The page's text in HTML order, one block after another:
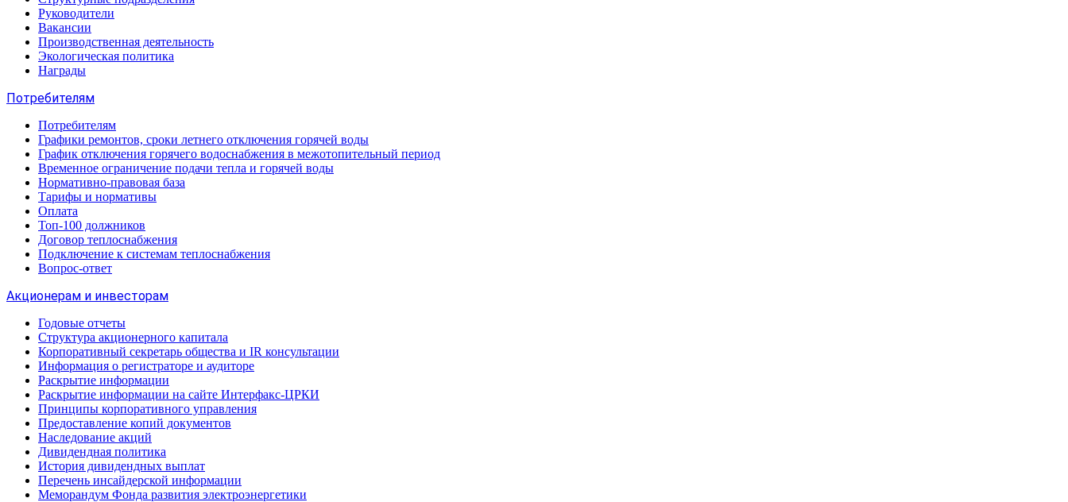
Руководители
Вакансии
Производственная деятельность
Экологическая политика
Награды
Потребителям
Потребителям
Графики ремонтов, сроки летнего отключения горячей воды
График отключения горячего водоснабжения в межотопительный период
Временное ограничение подачи тепла и горячей воды
Нормативно-правовая база
Тарифы и нормативы
Оплата
Топ-100 должников
Договор теплоснабжения
Подключение к системам теплоснабжения
Вопрос-ответ
Акционерам и инвесторам
Годовые отчеты
Структура акционерного капитала
Корпоративный секретарь общества и IR консультации
Информация о регистраторе и аудиторе
Раскрытие информации
Раскрытие информации на сайте Интерфакс-ЦРКИ
Принципы корпоративного управления
Предоставление копий документов
Наследование акций
Дивидендная политика
История дивидендных выплат
Перечень инсайдерской информации
Меморандум Фонда развития электроэнергетики